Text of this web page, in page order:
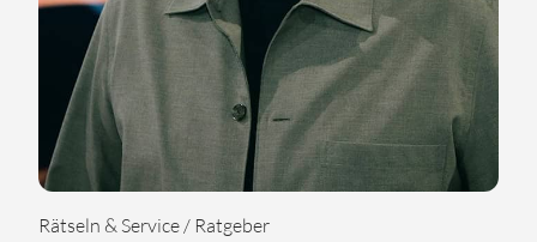
Rätseln & Service / Ratgeber